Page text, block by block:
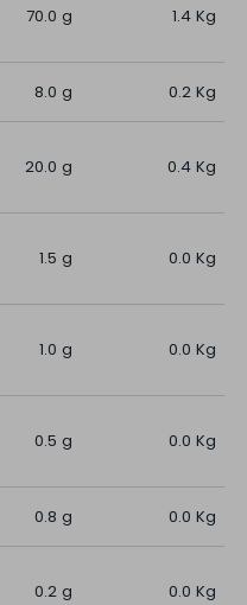
70.0 g 1.4 Kg
8.0 g 0.2 Kg
20.0 g 0.4 Kg
1.5 g 0.0 Kg
1.0 g 0.0 Kg
0.5 g 0.0 Kg
0.8 g 0.0 Kg
0.2 g 0.0 Kg